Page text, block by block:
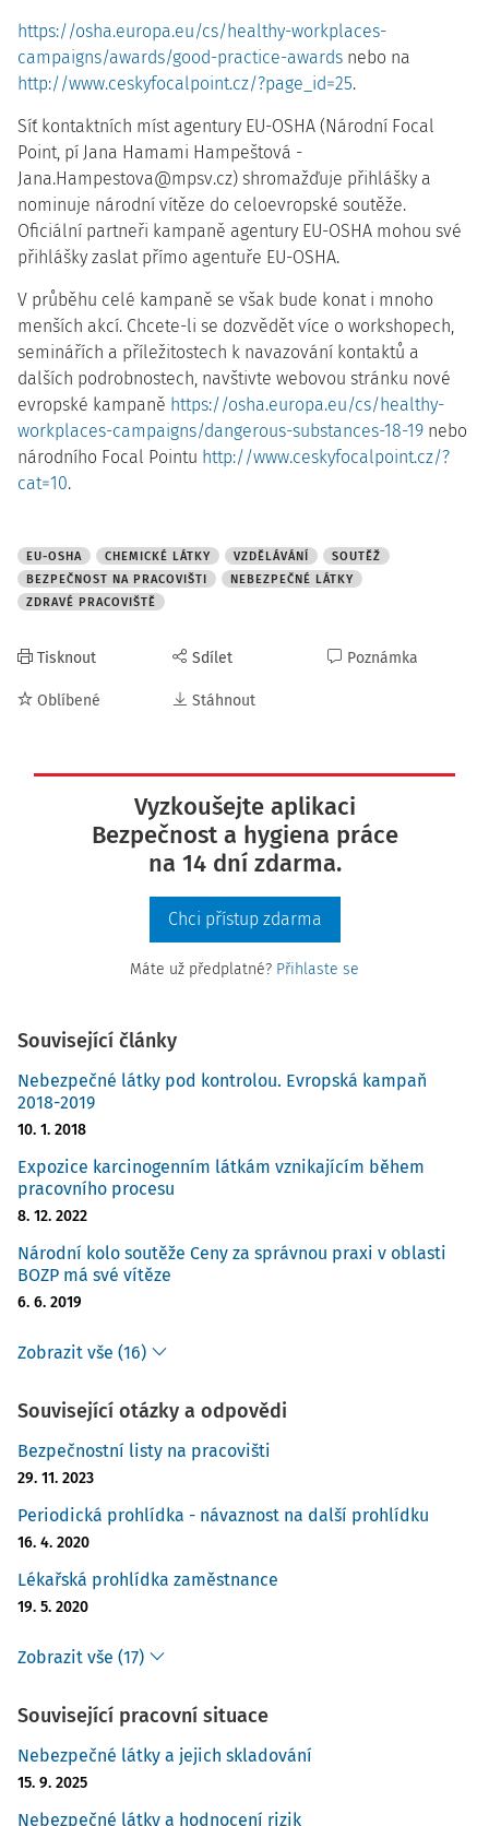
https://osha.europa.eu/cs/healthy-workplaces-
campaigns/awards/good-practice-awards nebo na
http://www.ceskyfocalpoint.cz/?page_id=25.
Síť kontaktních míst agentury EU-OSHA (Národní Focal
Point, pí Jana Hamami Hampeštová -
Jana.Hampestova@mpsv.cz) shromažďuje přihlášky a
nominuje národní vítěze do celoevropské soutěže.
Oficiální partneři kampaně agentury EU-OSHA mohou své
přihlášky zaslat přímo agentuře EU-OSHA.
V průběhu celé kampaně se však bude konat i mnoho
menších akcí. Chcete-li se dozvědět více o workshopech,
seminářích a příležitostech k navazování kontaktů a
dalších podrobnostech, navštivte webovou stránku nové
evropské kampaně https://osha.europa.eu/cs/healthy-
workplaces-campaigns/dangerous-substances-18-19 nebo
národního Focal Pointu http://www.ceskyfocalpoint.cz/?
cat=10.
EU-OSHA CHEMICKÉ LÁTKY VZDĚLÁVÁNÍ
SOUTĚŽ
BEZPEČNOST NA PRACOVIŠTI
NEBEZPEČNÉ LÁTKY
ZDRAVÉ PRACOVIŠTĚ
Tisknout
Oblíbené
Sdílet
Stáhnout
Poznámka
Vyzkoušejte aplikaci
Bezpečnost a hygiena práce
na 14 dní zdarma.
Chci přístup zdarma
Máte už předplatné? Přihlaste se
Související články
Nebezpečné látky pod kontrolou. Evropská kampaň
2018-2019
10. 1. 2018
Expozice karcinogenním látkám vznikajícím během
pracovního procesu
8. 12. 2022
Národní kolo soutěže Ceny za správnou praxi v oblasti
BOZP má své vítěze
6. 6. 2019
Zobrazit vše (16)
Související otázky a odpovědi
Bezpečnostní listy na pracovišti
29. 11. 2023
Periodická prohlídka - návaznost na další prohlídku
16. 4. 2020
Lékařská prohlídka zaměstnance
19. 5. 2020
Zobrazit vše (17)
Související pracovní situace
Nebezpečné látky a jejich skladování
15. 9. 2025
Nebezpečné látky a hodnocení rizik